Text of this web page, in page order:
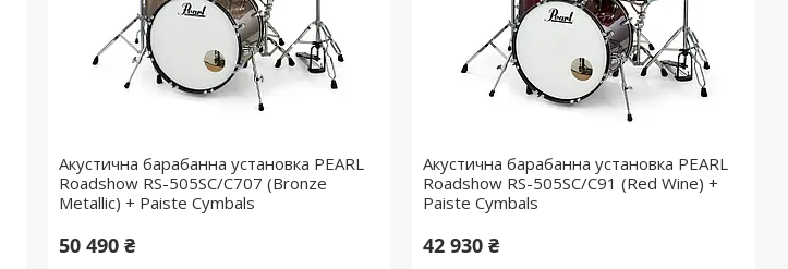
Акустична барабанна установка PEARL
Roadshow RS-505SC/C707 (Bronze
Metallic) + Paiste Cymbals
50 490 ₴
Акустична барабанна установка PEARL
Roadshow RS-505SC/C91 (Red Wine) +
Paiste Cymbals
42 930 ₴